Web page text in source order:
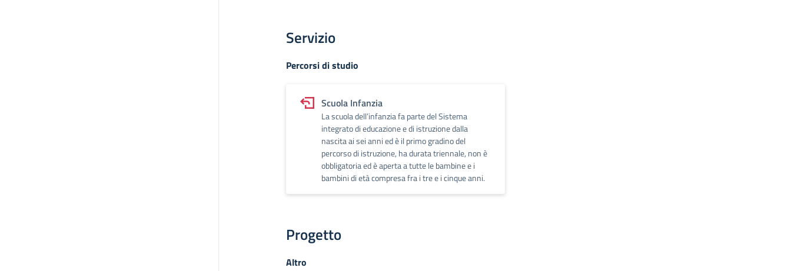
Servizio
Percorsi di studio
Scuola Infanzia
La scuola dell’infanzia fa parte del Sistema
integrato di educazione e di istruzione dalla
nascita ai sei anni ed è il primo gradino del
percorso di istruzione, ha durata triennale, non è
obbligatoria ed è aperta a tutte le bambine e i
bambini di età compresa fra i tre e i cinque anni.
Progetto
Altro